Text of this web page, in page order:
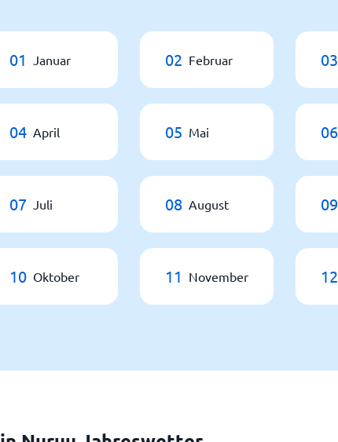
01 Januar 02 Februar 03
04 April 05 Mai 06
07 Juli 08 August 09
10 Oktober 11 November 12